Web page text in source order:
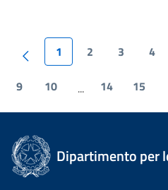
1 2 3 4
9 10 ... 14 15
Dipartimento per